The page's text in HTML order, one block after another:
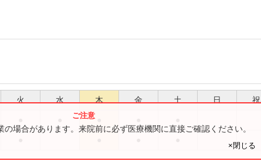
火 水 木 金 土 日 祝
場合があります。来院前に必ず医療機関に直接ご確認ください。
×閉じる